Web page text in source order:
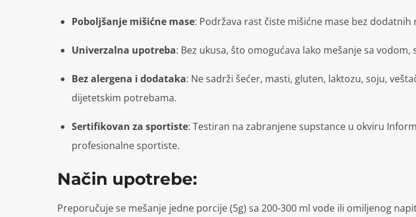
Poboljšanje mišićne mase: Podržava rast čiste mišićne mase bez dodatnih
Univerzalna upotreba: Bez ukusa, što omogućava lako mešanje sa
Bez alergena i dodataka: Ne sadrži šećer, masti, gluten, laktozu, soju,
dijetetskim potrebama.
Sertifikovan za sportiste: Testiran na zabranjene supstance u okviru
profesionalne sportiste.
Način upotrebe:
Preporučuje se mešanje jedne porcije (5g) sa 200-300 ml vode ili omiljenog